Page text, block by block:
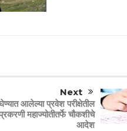
Next
आलेल्या प्रवेश परीक्षेतील
महाज्योतीतर्फे चौकशीचे
आदेश